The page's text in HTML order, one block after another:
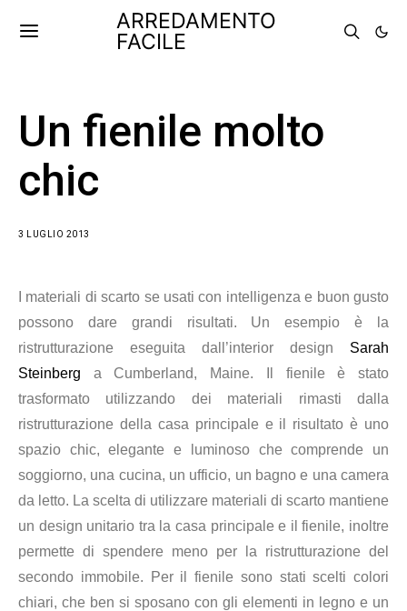
ARREDAMENTO
FACILE
Un fienile molto
chic
3 LUGLIO 2013
I materiali di scarto se usati con intelligenza e buon gusto
possono dare grandi risultati. Un esempio è la
ristrutturazione eseguita dall’interior design Sarah
Steinberg a Cumberland, Maine. Il fienile è stato
trasformato utilizzando dei materiali rimasti dalla
ristrutturazione della casa principale e il risultato è uno
spazio chic, elegante e luminoso che comprende un
soggiorno, una cucina, un ufficio, un bagno e una camera
da letto. La scelta di utilizzare materiali di scarto mantiene
un design unitario tra la casa principale e il fienile, inoltre
permette di spendere meno per la ristrutturazione del
secondo immobile. Per il fienile sono stati scelti colori
chiari, che ben si sposano con gli elementi in legno e un